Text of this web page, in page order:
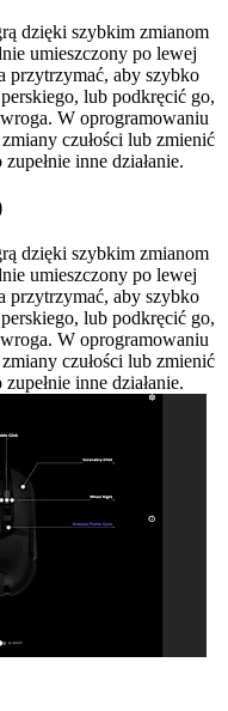
dzięki szybkim zmianom
umieszczony po lewej
przytrzymać, aby szybko
lub podkręcić go,
W oprogramowaniu
czułości lub zmienić
inne działanie.
dzięki szybkim zmianom
umieszczony po lewej
przytrzymać, aby szybko
lub podkręcić go,
W oprogramowaniu
czułości lub zmienić
inne działanie.